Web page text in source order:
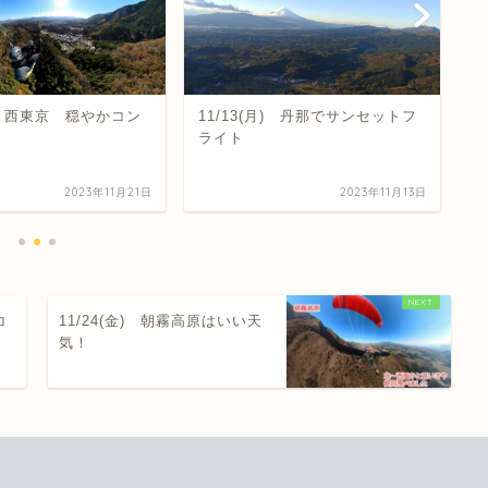
東京 穏やかコン
2023年11月21日
11/13(月) 丹那でサンセットフ
ライト
2023年11月13日
11/24(金) 朝霧高原はいい天
気！